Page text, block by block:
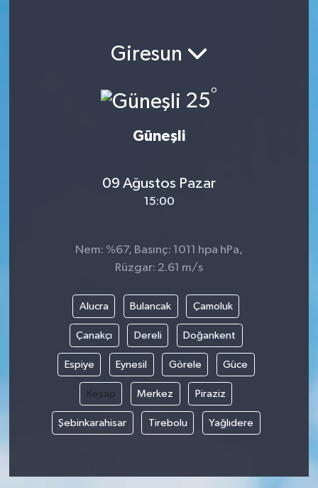
Giresun
25°
Güneşli
09 Ağustos Pazar
15:00
Nem: %67, Basınç: 1011 hpa hPa,
Rüzgar: 2.61 m/s
Alucra Bulancak Çamoluk
Çanakçı Dereli Doğankent
Espiye Eynesil Görele Güce
Keşap Merkez Piraziz
Şebinkarahisar Tirebolu Yağlıdere